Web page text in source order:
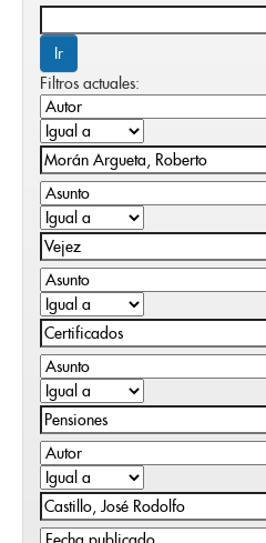
Filtros actuales: